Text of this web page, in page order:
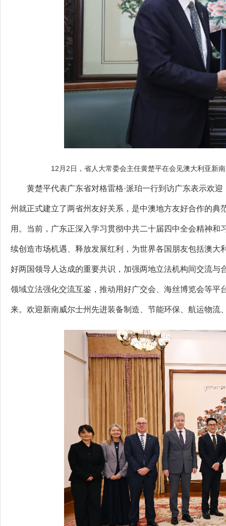
12月2日，省人大常委会主任黄楚平在会见澳大利亚新
黄楚平代表广东省对格雷格·派珀一行到访广东表示欢迎
州就正式建立了两省州友好关系，是中澳地方友好合作的
用。当前，广东正深入学习贯彻中共二十届四中全会精神和
续创造市场机遇、释放发展红利，为世界各国朋友包括澳
好两国领导人达成的重要共识，加强两地立法机构间交流
领域立法强化交流互鉴，推动用好广交会、海丝博览会等
来。欢迎新南威尔士州先进装备制造、节能环保、航运物